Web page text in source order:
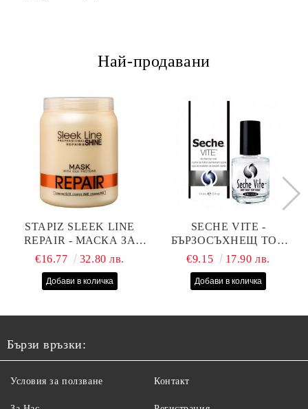
Най-продавани
STAPIZ SLEEK LINE
REPAIR - МАСКА ЗА
СУХИ, ИЗТОЩЕНИ И
КОПРИНЕНИ
€16.77 32.80 лв.
SECHE VITE -
БЪРЗОСЪХНЕЩ ТОП
ЛАК - 14 МЛ
€9.15 17.90 лв.
Бързи връзки:
Условия за ползване Контакт